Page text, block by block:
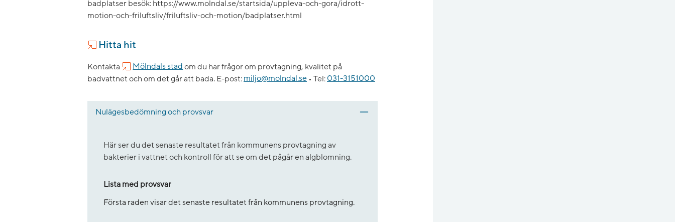
badplatser besök: https://www.molndal.se/startsida/uppleva-och-gora/idrott-
motion-och-friluftsliv/friluftsliv-och-motion/badplatser.html
Hitta hit
Kontakta Mölndals stad om du har frågor om provtagning, kvalitet på
badvattnet och om det går att bada. E-post: miljo@molndal.se • Tel: 031-3151000
Nulägesbedömning och provsvar
Här ser du det senaste resultatet från kommunens provtagning av
bakterier i vattnet och kontroll för att se om det pågår en algblomning.
Lista med provsvar
Första raden visar det senaste resultatet från kommunens provtagning.